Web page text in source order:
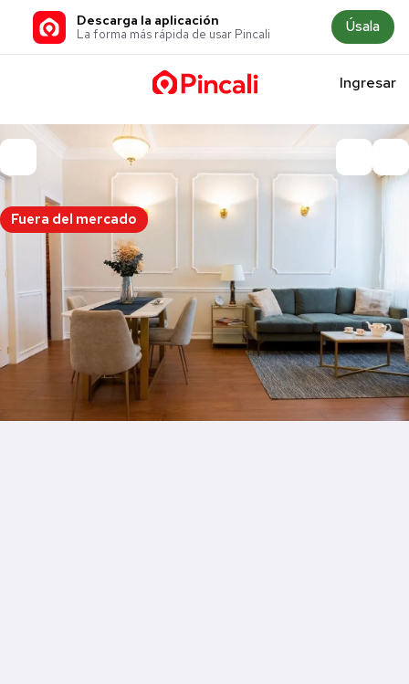
Descarga la aplicación
La forma más rápida de usar Pincali Úsala
Ingresar
Fuera del mercado